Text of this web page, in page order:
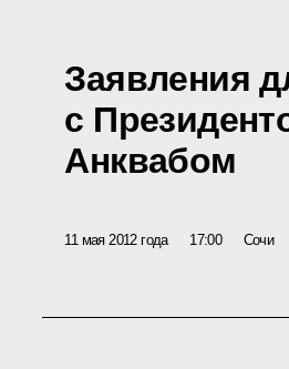
Заявления
с
Анквабом
11 мая 2012 года 17:00 Сочи